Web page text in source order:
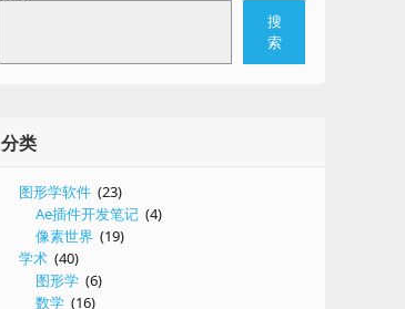
搜
索
分类
图形学软件 (23)
Ae插件开发笔记 (4)
像素世界 (19)
学术 (40)
图形学 (6)
数学 (16)